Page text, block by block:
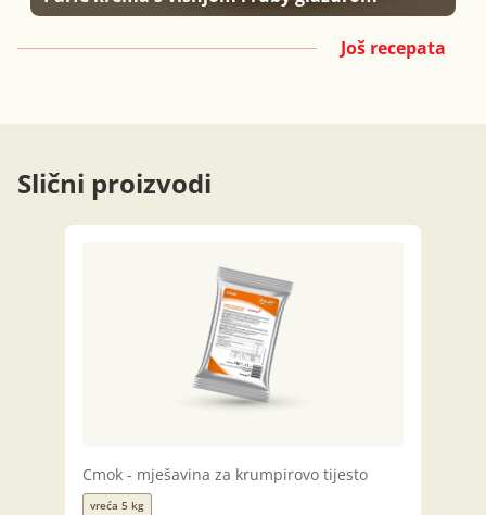
Još recepata
Slični proizvodi
Cmok - mješavina za krumpirovo tijesto
vreća 5 kg